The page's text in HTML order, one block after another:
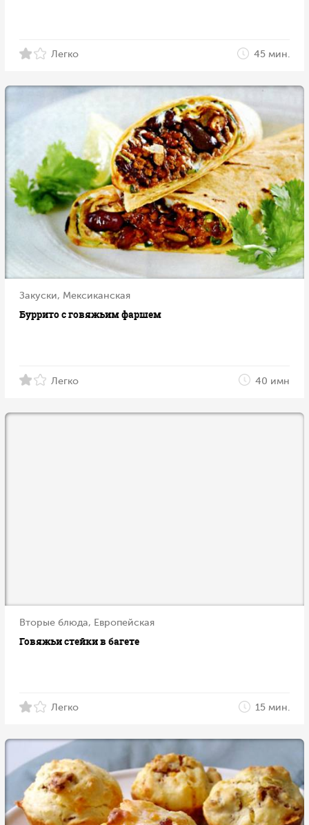
Легко 45 мин.
Закуски, Мексиканская
Буррито с говяжьим фаршем
Легко 40 имн
Вторые блюда, Европейская
Говяжьи стейки в багете
Легко 15 мин.